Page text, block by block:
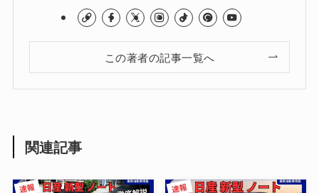
この著者の記事一覧へ
関連記事